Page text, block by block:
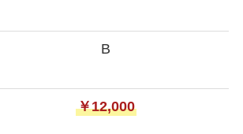
B
￥12,000